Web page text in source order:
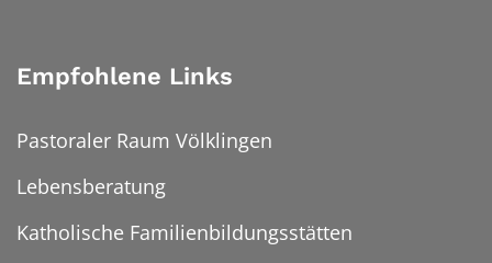
Empfohlene Links
Pastoraler Raum Völklingen
Lebensberatung
Katholische Familienbildungsstätten